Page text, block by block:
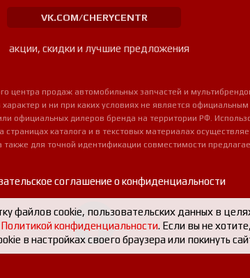
VK.COM/CHERYCENTR
акции, скидки и лучшие предложения
центра продаж автомобильных запчастей и
и ни при каких условиях не является
официальных дилеров бренда на территории РФ.
каталога и в текстовых материалах
для точной идентификации совместимости
соглашение о конфиденциальности
файлов cookie, пользовательских данных в
Политикой конфиденциальности. Если вы не
в настройках своего браузера или покинуть